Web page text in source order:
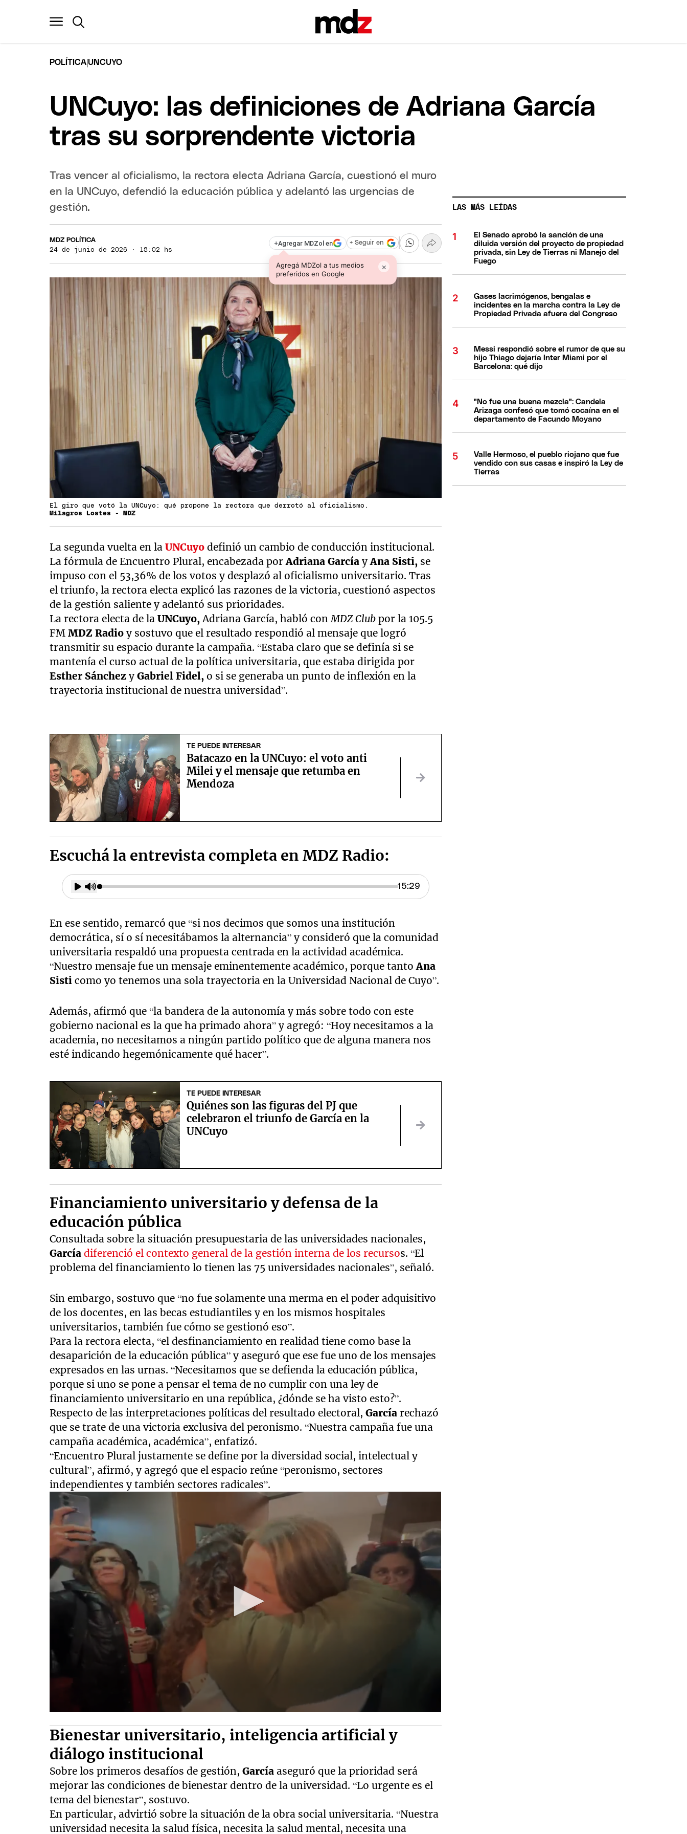
POLÍTICA|UNCUYO
UNCuyo: las definiciones de Adriana García
tras su sorprendente victoria
Tras vencer al oficialismo, la rectora electa Adriana García, cuestionó el muro
en la UNCuyo, defendió la educación pública y adelantó las urgencias de
gestión.
MDZ POLÍTICA
24 de junio de 2026 · 18:02 hs
+Agregar MDZol en
Agregá MDZol a tus medios
preferidos en Google
×
+ Seguir en
El giro que votó la UNCuyo: qué propone la rectora que derrotó al oficialismo.
Milagros Lostes - MDZ
La segunda vuelta en laUNCuyo definió un cambio de conducción institucional.
La fórmula de Encuentro Plural, encabezada porAdriana García yAna Sisti, se
impuso con el 53,36% de los votos y desplazó al oficialismo universitario. Tras
el triunfo, la rectora electa explicó las razones de la victoria, cuestionó aspectos
de la gestión saliente y adelantó sus prioridades.
La rectora electa de laUNCuyo,Adriana García, habló conMDZ Club por la 105.5
FMMDZ Radio y sostuvo que el resultado respondió al mensaje que logró
transmitir su espacio durante la campaña. “Estaba claro que se definía si se
mantenía el curso actual de la política universitaria, que estaba dirigida por
Esther Sánchez yGabriel Fidel, o si se generaba un punto de inflexión en la
trayectoria institucional de nuestra universidad”.
TE PUEDE INTERESAR
Batacazo en la UNCuyo: el voto anti
Milei y el mensaje que retumba en
Mendoza
Escuchá la entrevista completa en MDZ Radio:
En ese sentido, remarcó que “si nos decimos que somos una institución
democrática, sí o sí necesitábamos la alternancia” y consideró que la comunidad
universitaria respaldó una propuesta centrada en la actividad académica.
“Nuestro mensaje fue un mensaje eminentemente académico, porque tantoAna
Sisti como yo tenemos una sola trayectoria en la Universidad Nacional de Cuyo”.
Además, afirmó que “la bandera de la autonomía y más sobre todo con este
gobierno nacional es la que ha primado ahora” y agregó: “Hoy necesitamos a la
academia, no necesitamos a ningún partido político que de alguna manera nos
esté indicando hegemónicamente qué hacer”.
TE PUEDE INTERESAR
Quiénes son las figuras del PJ que
celebraron el triunfo de García en la
UNCuyo
Financiamiento universitario y defensa de la
educación pública
Consultada sobre la situación presupuestaria de las universidades nacionales,
García diferenció el contexto general de la gestión interna de los recursos. “El
problema del financiamiento lo tienen las 75 universidades nacionales”, señaló.
Sin embargo, sostuvo que “no fue solamente una merma en el poder adquisitivo
de los docentes, en las becas estudiantiles y en los mismos hospitales
universitarios, también fue cómo se gestionó eso”.
Para la rectora electa, “el desfinanciamiento en realidad tiene como base la
desaparición de la educación pública” y aseguró que ese fue uno de los mensajes
expresados en las urnas. “Necesitamos que se defienda la educación pública,
porque si uno se pone a pensar el tema de no cumplir con una ley de
financiamiento universitario en una república, ¿dónde se ha visto esto?”.
Respecto de las interpretaciones políticas del resultado electoral,García rechazó
que se trate de una victoria exclusiva del peronismo. “Nuestra campaña fue una
campaña académica, académica”, enfatizó.
“Encuentro Plural justamente se define por la diversidad social, intelectual y
cultural”, afirmó, y agregó que el espacio reúne “peronismo, sectores
independientes y también sectores radicales”.
Bienestar universitario, inteligencia artificial y
diálogo institucional
Sobre los primeros desafíos de gestión,García aseguró que la prioridad será
mejorar las condiciones de bienestar dentro de la universidad. “Lo urgente es el
tema del bienestar”, sostuvo.
En particular, advirtió sobre la situación de la obra social universitaria. “Nuestra
universidad necesita la salud física, necesita la salud mental, necesita una
LAS MÁS LEÍDAS
El Senado aprobó la sanción de una
diluida versión del proyecto de propiedad
privada, sin Ley de Tierras ni Manejo del
Fuego
Gases lacrimógenos, bengalas e
incidentes en la marcha contra la Ley de
Propiedad Privada afuera del Congreso
Messi respondió sobre el rumor de que su
hijo Thiago dejaría Inter Miami por el
Barcelona: qué dijo
"No fue una buena mezcla": Candela
Arizaga confesó que tomó cocaína en el
departamento de Facundo Moyano
Valle Hermoso, el pueblo riojano que fue
vendido con sus casas e inspiró la Ley de
Tierras